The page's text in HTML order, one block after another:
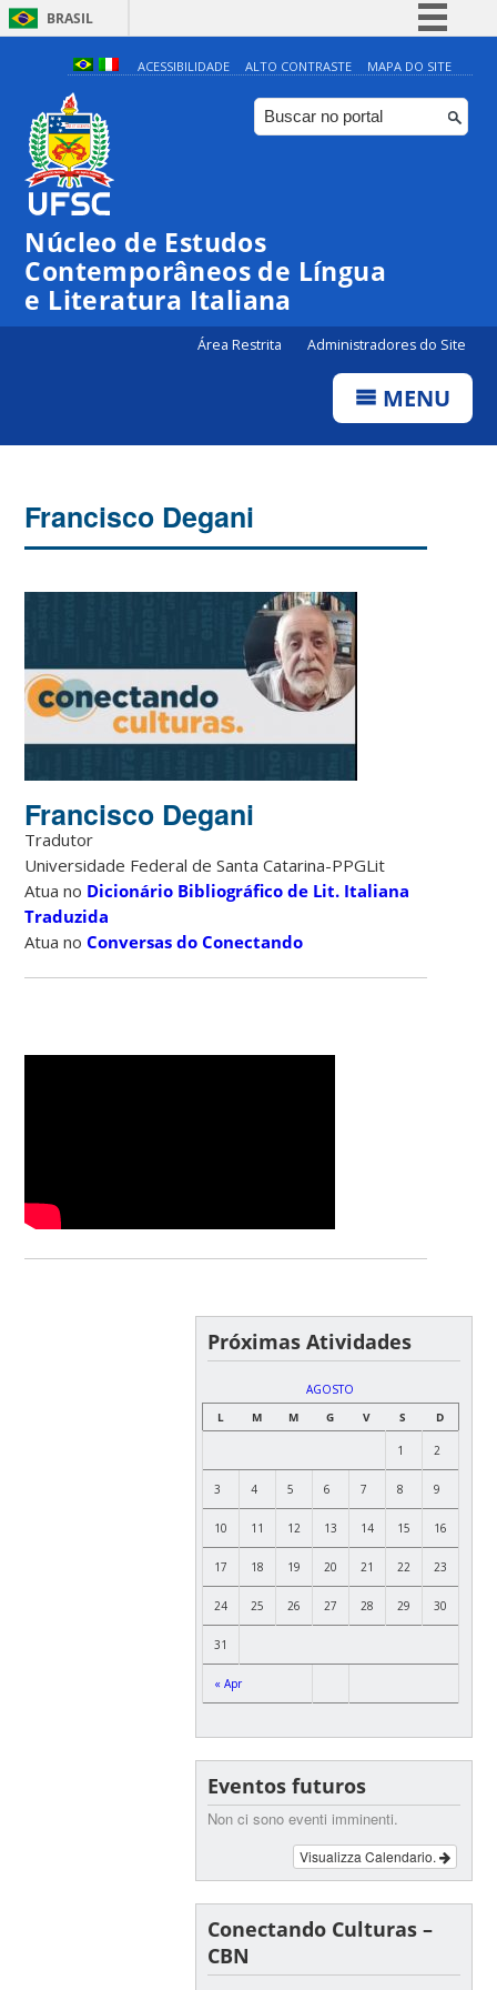
BRASIL
Simplifique!
Comunica BR
Participe
ACESSIBILIDADE ALTO CONTRASTE MAPA DO SITE
Núcleo de Estudos
Contemporâneos de Língua
e Literatura Italiana
Área Restrita Administradores do Site
MENU
Francisco Degani
Francisco Degani
Tradutor
Universidade Federal de Santa Catarina-PPGLit
Atua no Dicionário Bibliográfico de Lit. Italiana
Traduzida
Atua noConversas do Conectando
Próximas Atividades
AGOSTO
L
M M G V S D
« Apr
1 2
3 4 5 6 7 8 9
10 11 12 13 14 15 16
17 18 19 20 21 22 23
24 25 26 27 28 29 30
31
Eventos futuros
Non ci sono eventi imminenti.
Visualizza Calendario.
Conectando Culturas –
CBN